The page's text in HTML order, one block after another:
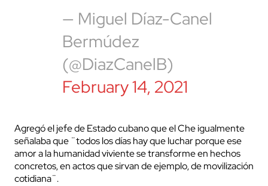
— Miguel Díaz-Canel
Bermúdez
(@DiazCanelB)
February 14, 2021
Agregó el jefe de Estado cubano que el Che igualmente
señalaba que ¨todos los días hay que luchar porque ese
amor a la humanidad viviente se transforme en hechos
concretos, en actos que sirvan de ejemplo, de movilización
cotidiana¨.